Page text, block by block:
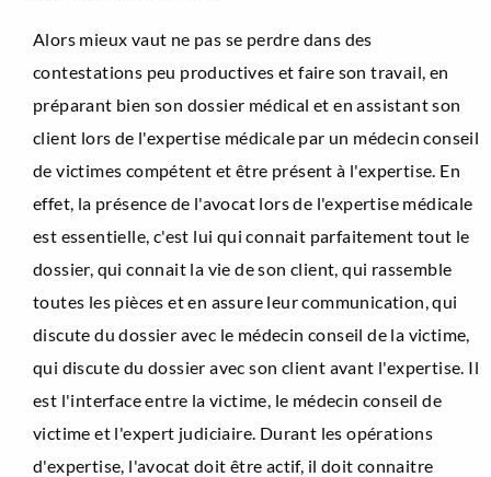
Alors mieux vaut ne pas se perdre dans des
contestations peu productives et faire son travail, en
préparant bien son dossier médical et en assistant son
client lors de l'expertise médicale par un médecin conseil
de victimes compétent et être présent à l'expertise. En
effet, la présence de l'avocat lors de l'expertise médicale
est essentielle, c'est lui qui connait parfaitement tout le
dossier, qui connait la vie de son client, qui rassemble
toutes les pièces et en assure leur communication, qui
discute du dossier avec le médecin conseil de la victime,
qui discute du dossier avec son client avant l'expertise. Il
est l'interface entre la victime, le médecin conseil de
victime et l'expert judiciaire. Durant les opérations
d'expertise, l'avocat doit être actif, il doit connaitre